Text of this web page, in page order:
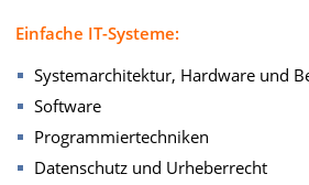
Einfache IT-Systeme:
Systemarchitektur, Hardware und
Software
Programmiertechniken
Datenschutz und Urheberrecht